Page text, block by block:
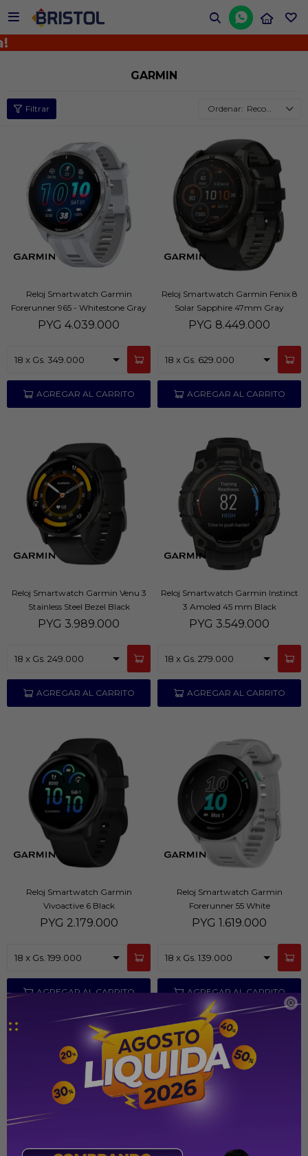



GARMIN
Recomendados
Reloj Smartwatch Garmin
Forerunner 965 - Whitestone Gray
PYG 4.039.000
Reloj Smartwatch Garmin Fenix 8
Solar Sapphire 47mm Gray
PYG 8.449.000
Reloj Smartwatch Garmin Venu 3
Stainless Steel Bezel Black
PYG 3.989.000
Reloj Smartwatch Garmin Instinct
3 Amoled 45 mm Black
PYG 3.549.000
Reloj Smartwatch Garmin
Vivoactive 6 Black
PYG 2.179.000
Reloj Smartwatch Garmin
Forerunner 55 White
PYG 1.619.000